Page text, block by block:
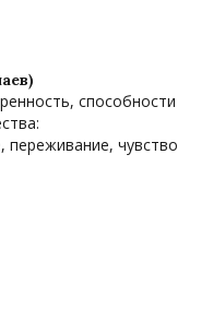
способности
чувство